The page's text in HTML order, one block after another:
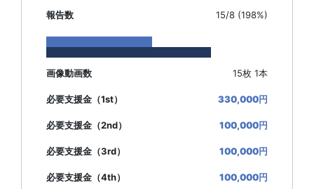
報告数 15/8 (198%)
画像動画数 15枚 1本
必要支援金（1st） 330,000円
必要支援金（2nd） 100,000円
必要支援金（3rd） 100,000円
必要支援金（4th） 100,000円